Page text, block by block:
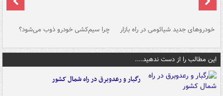
خودروهای جدید شیائومی در راه بازار چرا سیم‌کشی خودرو ذوب می‌شود؟
این مطالب را از دست ندهید....
رگبار و رعدوبرق در راه شمال کشور